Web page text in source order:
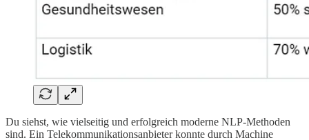
Du siehst, wie vielseitig und erfolgreich moderne NLP-Methoden
sind. Ein Telekommunikationsanbieter konnte durch Machine